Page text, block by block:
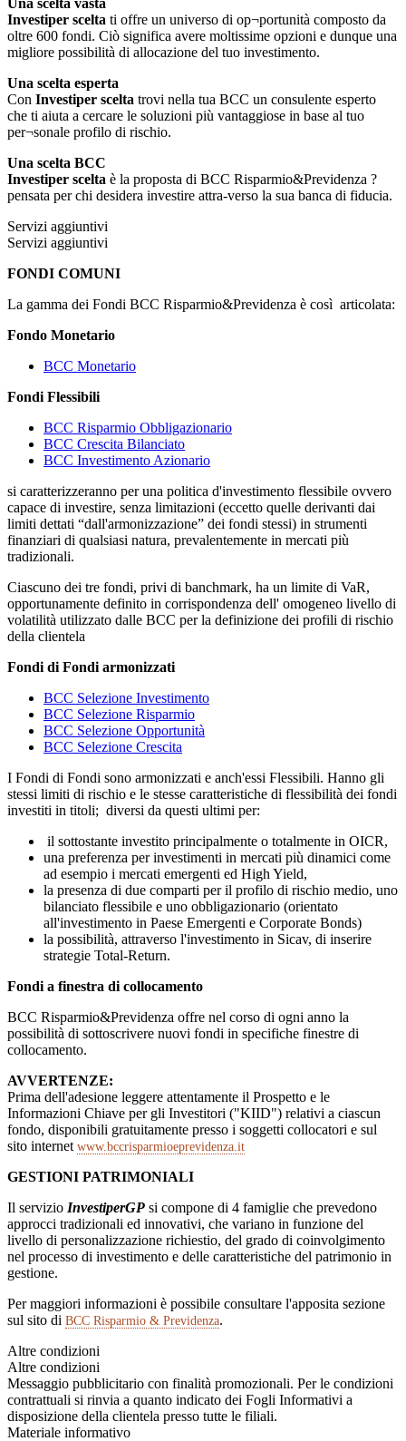
Investiper scelta ti offre un universo di op¬portunità composto da
oltre 600 fondi. Ciò significa avere moltissime opzioni e dunque una
migliore possibilità di allocazione del tuo investimento.
Una scelta esperta
Con Investiper scelta trovi nella tua BCC un consulente esperto
che ti aiuta a cercare le soluzioni più vantaggiose in base al tuo
per¬sonale profilo di rischio.
Una scelta BCC
Investiper scelta è la proposta di BCC Risparmio&Previdenza ?
pensata per chi desidera investire attra-verso la sua banca di fiducia.
Servizi aggiuntivi
Servizi aggiuntivi
FONDI COMUNI
La gamma dei Fondi BCC Risparmio&Previdenza è così articolata:
Fondo Monetario
BCC Monetario
Fondi Flessibili
BCC Risparmio Obbligazionario
BCC Crescita Bilanciato
BCC Investimento Azionario
si caratterizzeranno per una politica d'investimento flessibile ovvero
capace di investire, senza limitazioni (eccetto quelle derivanti dai
limiti dettati “dall'armonizzazione” dei fondi stessi) in strumenti
finanziari di qualsiasi natura, prevalentemente in mercati più
tradizionali.
Ciascuno dei tre fondi, privi di banchmark, ha un limite di VaR,
opportunamente definito in corrispondenza dell' omogeneo livello di
volatilità utilizzato dalle BCC per la definizione dei profili di rischio
della clientela
Fondi di Fondi armonizzati
BCC Selezione Investimento
BCC Selezione Risparmio
BCC Selezione Opportunità
BCC Selezione Crescita
I Fondi di Fondi sono armonizzati e anch'essi Flessibili. Hanno gli
stessi limiti di rischio e le stesse caratteristiche di flessibilità dei fondi
investiti in titoli; diversi da questi ultimi per:
il sottostante investito principalmente o totalmente in OICR,
una preferenza per investimenti in mercati più dinamici come
ad esempio i mercati emergenti ed High Yield,
la presenza di due comparti per il profilo di rischio medio, uno
bilanciato flessibile e uno obbligazionario (orientato
all'investimento in Paese Emergenti e Corporate Bonds)
la possibilità, attraverso l'investimento in Sicav, di inserire
strategie Total-Return.
Fondi a finestra di collocamento
BCC Risparmio&Previdenza offre nel corso di ogni anno la
possibilità di sottoscrivere nuovi fondi in specifiche finestre di
collocamento.
AVVERTENZE:
Prima dell'adesione leggere attentamente il Prospetto e le
Informazioni Chiave per gli Investitori ("KIID") relativi a ciascun
fondo, disponibili gratuitamente presso i soggetti collocatori e sul
sito internet www.bccrisparmioeprevidenza.it
GESTIONI PATRIMONIALI
Il servizio InvestiperGP si compone di 4 famiglie che prevedono
approcci tradizionali ed innovativi, che variano in funzione del
livello di personalizzazione richiestio, del grado di coinvolgimento
nel processo di investimento e delle caratteristiche del patrimonio in
gestione.
Per maggiori informazioni è possibile consultare l'apposita sezione
sul sito di BCC Risparmio & Previdenza.
Altre condizioni
Altre condizioni
Messaggio pubblicitario con finalità promozionali. Per le condizioni
contrattuali si rinvia a quanto indicato dei Fogli Informativi a
disposizione della clientela presso tutte le filiali.
Materiale informativo